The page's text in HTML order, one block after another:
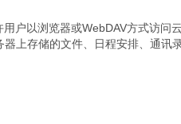
户以浏览器或WebDAV方式访问
上存储的文件、日程安排、通讯